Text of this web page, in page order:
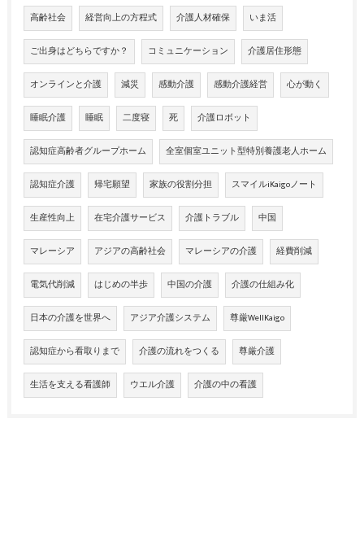
高齢社会 経営向上の方程式 介護人材確保 いま活
ご出身はどちらですか？ コミュニケーション 介護居住形態
オンラインと介護 減災 感動介護 感動介護経営 心が動く
睡眠介護 睡眠 二度寝 死 介護ロボット
認知症高齢者グループホーム 全室個室ユニット型特別養護老人ホーム
認知症介護 帰宅願望 家族の役割分担 スマイルiKaigoノート
生産性向上 在宅介護サービス 介護トラブル 中国
マレーシア アジアの高齢社会 マレーシアの介護 経費削減
電気代削減 はじめの半歩 中国の介護 介護の仕組み化
日本の介護を世界へ アジア介護システム 尊厳WellKaigo
認知症から看取りまで 介護の流れをつくる 尊厳介護
生活を支える看護師 ウエル介護 介護の中の看護